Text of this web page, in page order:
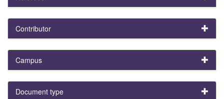
Contributor
Campus
Document type